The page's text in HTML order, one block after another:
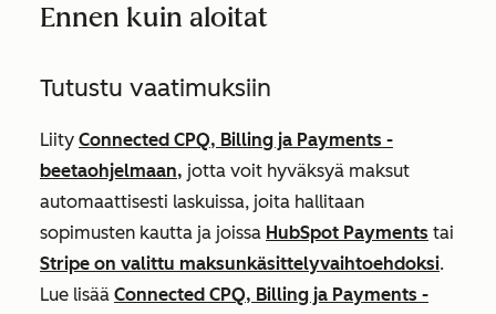
Ennen kuin aloitat
Tutustu vaatimuksiin
Liity Connected CPQ, Billing ja Payments -
beetaohjelmaan, jotta voit hyväksyä maksut
automaattisesti laskuissa, joita hallitaan
sopimusten kautta ja joissa HubSpot Payments tai
Stripe on valittu maksunkäsittelyvaihtoehdoksi.
Lue lisää Connected CPQ, Billing ja Payments -